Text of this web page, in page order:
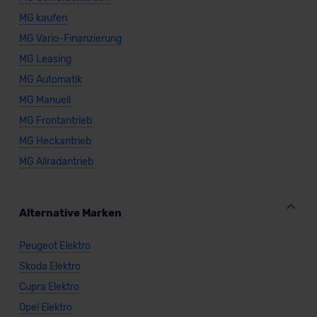
Standarddatenschutzklauseln (Art. 46 Abs. 2 lit. c
DSGVO) oder wenn Sie hierzu Ihre Einwilligung freiwillig
erteilen. Nähere Informationen zu den bestehenden
Datenschutzklauseln können Sie über den Kontakt zu
unserem Datenschutzbeauftragten unter
Datenschutzerklärung
MG kaufen
MG Vario-Finanzierung
MG Leasing
MG Automatik
MG Manuell
MG Frontantrieb
MG Heckantrieb
MG Allradantrieb
Alternative Marken
Peugeot Elektro
Skoda Elektro
Cupra Elektro
Opel Elektro